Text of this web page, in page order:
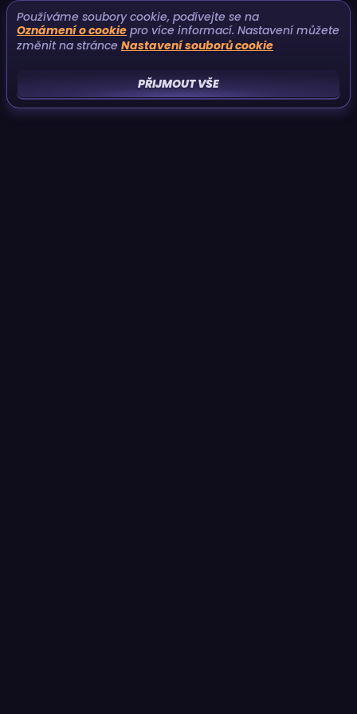
Používáme soubory cookie, podívejte se na
Oznámení o cookie pro více informací. Nastavení můžete
změnit na stránce Nastavení souborů cookie
PŘIJMOUT VŠE